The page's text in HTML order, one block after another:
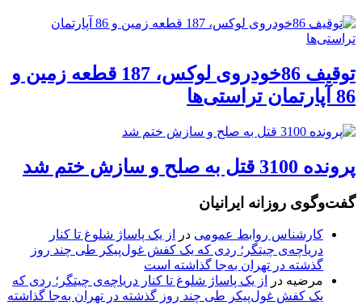
توقیف 86خودروی لوکس، 187 قطعه زمین و
86 آپارتمان تراستی‌ها
پرونده 3100 قتل به صلح و سازش ختم شد
گفت‌وگوی روزانه ایرانیان
کارشناس روابط عمومی در
از یک پاساژ شلوغ تا کنار
دریاچه‌ی چیتگر؛ ردی که یک کفش غول‌پیکر طی چند روز
گذشته در تهران به‌جا گذاشته است
مرضیه در
از یک پاساژ شلوغ تا کنار دریاچه‌ی چیتگر؛ ردی که
یک کفش غول‌پیکر طی چند روز گذشته در تهران به‌جا گذاشته